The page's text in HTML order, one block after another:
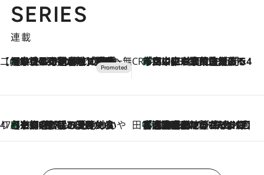
SERIES
連載
【CREA×星野リゾート】唯一無二。癒しと発見が待つ場所へ
2026.8.7
【トンボの足水浴】ヒノキの香りに包まれて涼感マックス！約13℃の湧水かけ流しを避暑地「星野温泉 トンボの湯」で体験 CREA'S CHOICE
2026.8.7
「立川にも歌舞伎があるんだよ」 片岡仁左衛門・市川中車ら豪華座組みで4年目の立川立飛歌舞伎へ
47都道府県の手みやげ ひんやりスイーツで夏を満喫
2026.8.7
【京都府】この夏絶対食べたい 冷やしておいしいおやつ3選 ひと口目から心を掴む新緑のテリーヌ 田中稲の勝手に再ブーム
2026.8.7
「湘南乃風に憧れて」観客大盛上がりの“タオル回し”に、ラッパー顔負けの高速歌唱まで…さだまさし（74）のアグレッシブすぎる現在地